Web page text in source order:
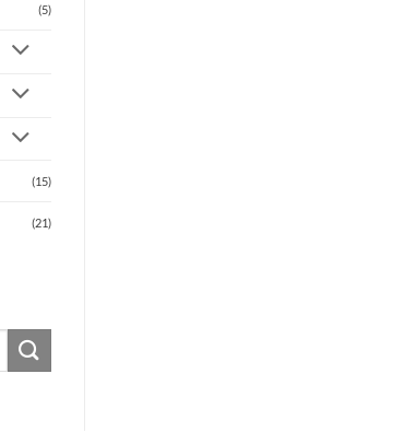
(5)
(15)
(21)